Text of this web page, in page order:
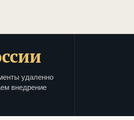
удаленно
внедрение